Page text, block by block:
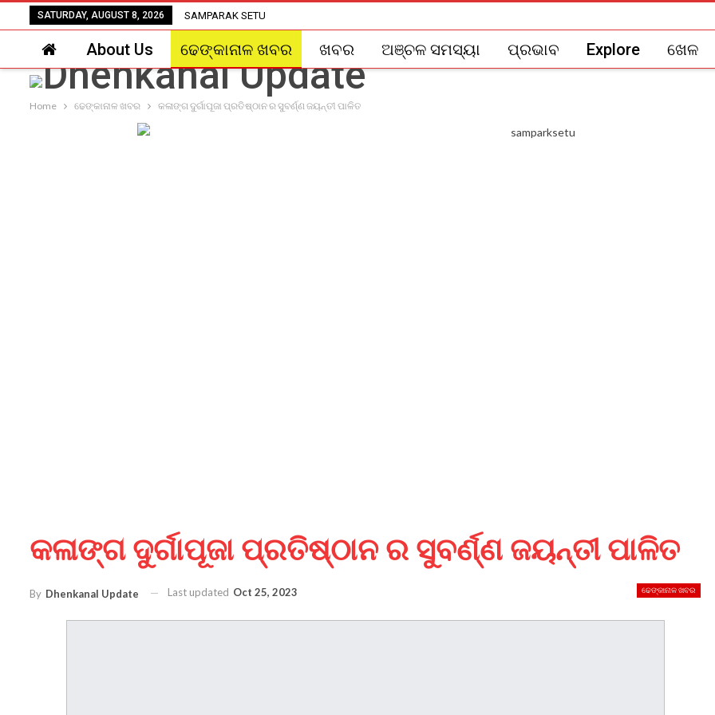
SATURDAY, AUGUST 8, 2026 SAMPARAK SETU
About Us ଢେଙ୍କାନାଳ ଖବର ଖବର ଅଞ୍ଚଳ ସମସ୍ୟା ପ୍ରଭାବ Explore ଖେଳ
Home ଢେଙ୍କାନାଳ ଖବର କଳାଙ୍ଗ ଦୁର୍ଗାପୂଜା ପ୍ରତିଷ୍ଠାନ ର ସୁବର୍ଣ୍ଣ ଜୟନ୍ତୀ ପାଳିତ
କଳାଙ୍ଗ ଦୁର୍ଗାପୂଜା ପ୍ରତିଷ୍ଠାନ ର ସୁବର୍ଣ୍ଣ ଜୟନ୍ତୀ ପାଳିତ
ଢେଙ୍କାନାଳ ଖବର
By Dhenkanal Update Last updated Oct 25, 2023